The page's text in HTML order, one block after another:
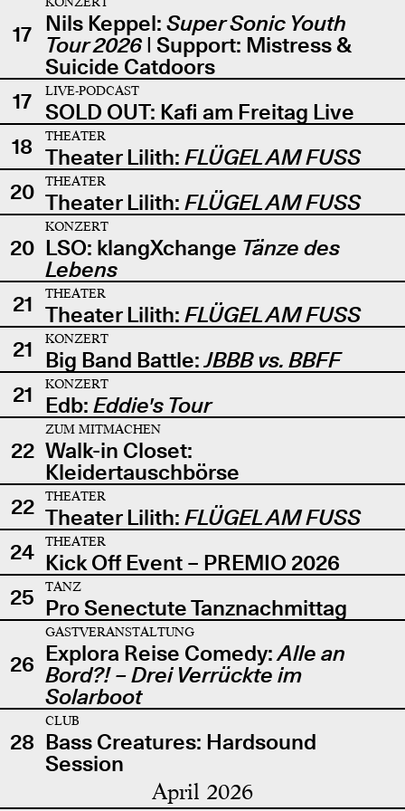
17 Nils Keppel: Super Sonic Youth
Tour 2026| Support: Mistress &
Suicide Catdoors
17
LIVE-PODCAST
SOLD OUT: Kafi am Freitag Live
18
THEATER
Theater Lilith: FLÜGEL AM FUSS
20
THEATER
Theater Lilith: FLÜGEL AM FUSS
20
KONZERT
LSO: klangXchange Tänze des
Lebens
21
THEATER
Theater Lilith: FLÜGEL AM FUSS
21
KONZERT
Big Band Battle:JBBB vs. BBFF
21
KONZERT
Edb: Eddie's Tour
22
ZUM MITMACHEN
Walk-in Closet:
Kleidertauschbörse
22
THEATER
Theater Lilith: FLÜGEL AM FUSS
24
THEATER
Kick Off Event – PREMIO 2026
25
TANZ
Pro Senectute Tanznachmittag
26
GASTVERANSTALTUNG
Explora Reise Comedy:Alle an
Bord?! – Drei Verrückte im
Solarboot
28
CLUB
Bass Creatures: Hardsound
Session
April 2026